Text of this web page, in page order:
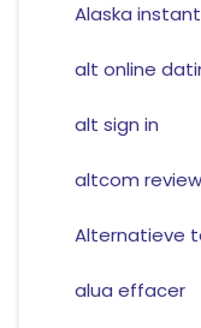
Alaska
alt online
alt sign in
altcom review
Alternatieve
alua effacer